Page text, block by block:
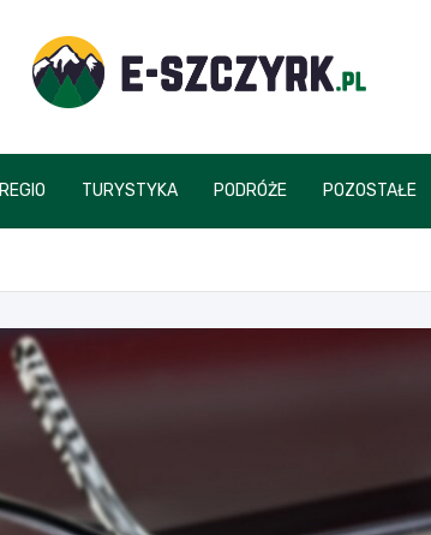
e-szczyrk.pl
REGIO TURYSTYKA PODRÓŻE POZOSTAŁE